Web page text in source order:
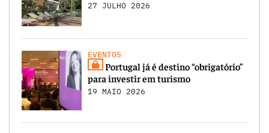
27 JULHO 2026
EVENTOS
Portugal já é destino “obrigatório”
para investir em turismo
19 MAIO 2026